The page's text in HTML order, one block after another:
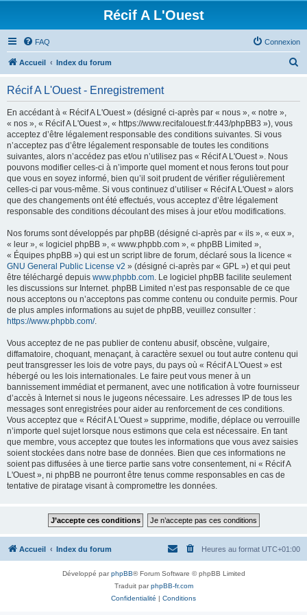
Récif A L'Ouest
FAQ Connexion
Accueil Index du forum
Récif A L'Ouest - Enregistrement
En accédant à « Récif A L'Ouest » (désigné ci-après par « nous », « notre »,
« nos », « Récif A L'Ouest », « https://www.recifalouest.fr:443/phpBB3 »), vous
acceptez d’être légalement responsable des conditions suivantes. Si vous
n’acceptez pas d’être légalement responsable de toutes les conditions
suivantes, alors n’accédez pas et/ou n’utilisez pas « Récif A L'Ouest ». Nous
pouvons modifier celles-ci à n’importe quel moment et nous ferons tout pour
que vous en soyez informé, bien qu’il soit prudent de vérifier régulièrement
celles-ci par vous-même. Si vous continuez d’utiliser « Récif A L'Ouest » alors
que des changements ont été effectués, vous acceptez d’être légalement
responsable des conditions découlant des mises à jour et/ou modifications.
Nos forums sont développés par phpBB (désigné ci-après par « ils », « eux »,
« leur », « logiciel phpBB », « www.phpbb.com », « phpBB Limited »,
« Équipes phpBB ») qui est un script libre de forum, déclaré sous la licence «
GNU General Public License v2 » (désigné ci-après par « GPL ») et qui peut
être téléchargé depuis www.phpbb.com. Le logiciel phpBB facilite seulement
les discussions sur Internet. phpBB Limited n’est pas responsable de ce que
nous acceptons ou n’acceptons pas comme contenu ou conduite permis. Pour
de plus amples informations au sujet de phpBB, veuillez consulter :
https://www.phpbb.com/.
Vous acceptez de ne pas publier de contenu abusif, obscène, vulgaire,
diffamatoire, choquant, menaçant, à caractère sexuel ou tout autre contenu qui
peut transgresser les lois de votre pays, du pays où « Récif A L'Ouest » est
hébergé ou les lois internationales. Le faire peut vous mener à un
bannissement immédiat et permanent, avec une notification à votre fournisseur
d’accès à Internet si nous le jugeons nécessaire. Les adresses IP de tous les
messages sont enregistrées pour aider au renforcement de ces conditions.
Vous acceptez que « Récif A L'Ouest » supprime, modifie, déplace ou verrouille
n’importe quel sujet lorsque nous estimons que cela est nécessaire. En tant
que membre, vous acceptez que toutes les informations que vous avez saisies
soient stockées dans notre base de données. Bien que ces informations ne
soient pas diffusées à une tierce partie sans votre consentement, ni « Récif A
L'Ouest », ni phpBB ne pourront être tenus comme responsables en cas de
tentative de piratage visant à compromettre les données.
Accueil Index du forum Heures au format UTC+01:00
Développé parphpBB® Forum Software © phpBB Limited
Traduit parphpBB-fr.com
Confidentialité | Conditions